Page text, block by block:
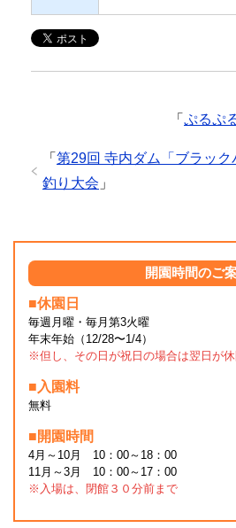
「 ぷるぷ
「 第29回 寺内ダム「ブラック
釣り大会 」
開園時間のご
■休園日
毎週月曜・毎月第3火曜
年末年始（12/28〜1/4）
※但し、その日が祝日の場合は翌日が
■入園料
無料
■開園時間
4月～10月 10：00～18：00
11月～3月 10：00～17：00
※入場は、閉館３０分前まで